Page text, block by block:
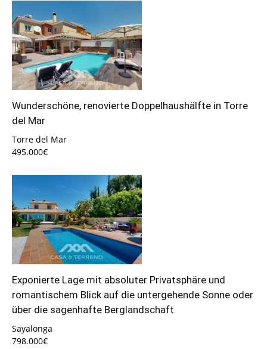
Wunderschöne, renovierte Doppelhaushälfte in Torre
del Mar
Torre del Mar
495.000€
Exponierte Lage mit absoluter Privatsphäre und
romantischem Blick auf die untergehende Sonne oder
über die sagenhafte Berglandschaft
Sayalonga
798.000€